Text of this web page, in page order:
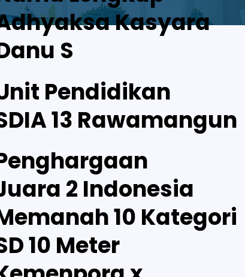
Kasyara
S
Pendidikan
13 Rawamangun
2 Indonesia
10 Kategori
10 Meter